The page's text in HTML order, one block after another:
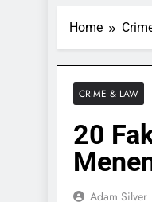
Home
CRIME & LAW
20
Adam Silver